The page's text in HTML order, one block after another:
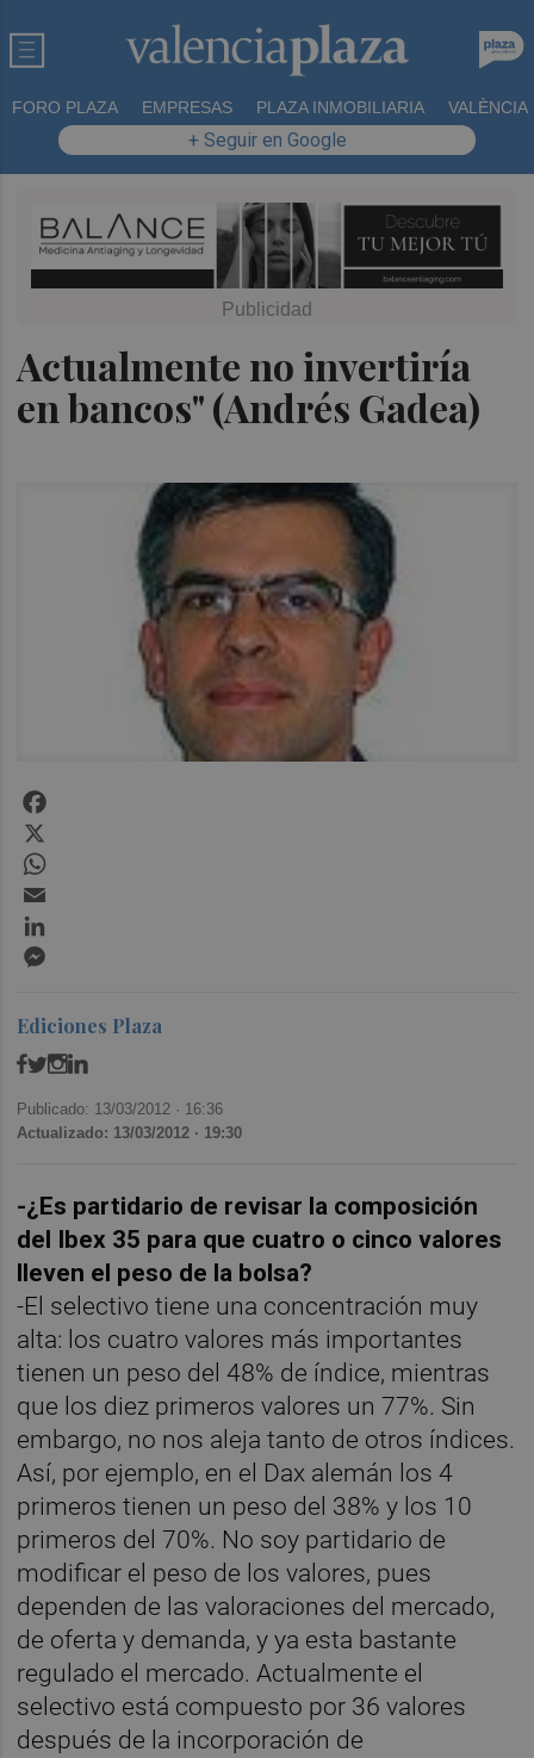
FORO PLAZA EMPRESAS PLAZA INMOBILIARIA VALÈNCIA
+ Seguir en Google
Actualmente no invertiría
en bancos" (Andrés Gadea)
Ediciones Plaza
Publicado: 13/03/2012 · 16:36
Actualizado: 13/03/2012 · 19:30
-¿Es partidario de revisar la composición
del Ibex 35 para que cuatro o cinco valores
lleven el peso de la bolsa?
-El selectivo tiene una concentración muy
alta: los cuatro valores más importantes
tienen un peso del 48% de índice, mientras
que los diez primeros valores un 77%. Sin
embargo, no nos aleja tanto de otros índices.
Así, por ejemplo, en el Dax alemán los 4
primeros tienen un peso del 38% y los 10
primeros del 70%. No soy partidario de
modificar el peso de los valores, pues
dependen de las valoraciones del mercado,
de oferta y demanda, y ya esta bastante
regulado el mercado. Actualmente el
selectivo está compuesto por 36 valores
después de la incorporación de